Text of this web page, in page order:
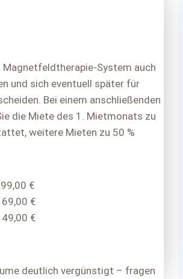
Magnetfeldtherapie-System auch
und sich eventuell später für
Bei einem anschließenden
die Miete des 1. Mietmonats zu
weitere Mieten zu 50 %
€
€
€
deutlich vergünstigt – fragen